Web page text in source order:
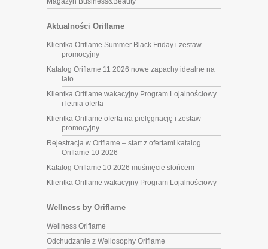
Aktualności Oriflame
Klientka Oriflame Summer Black Friday i zestaw
promocyjny
Katalog Oriflame 11 2026 nowe zapachy idealne na
lato
Klientka Oriflame wakacyjny Program Lojalnościowy
i letnia oferta
Klientka Oriflame oferta na pielęgnację i zestaw
promocyjny
Rejestracja w Oriflame – start z ofertami katalog
Oriflame 10 2026
Katalog Oriflame 10 2026 muśnięcie słońcem
Klientka Oriflame wakacyjny Program Lojalnościowy
Wellness by Oriflame
Wellness Oriflame
Odchudzanie z Wellosophy Oriflame